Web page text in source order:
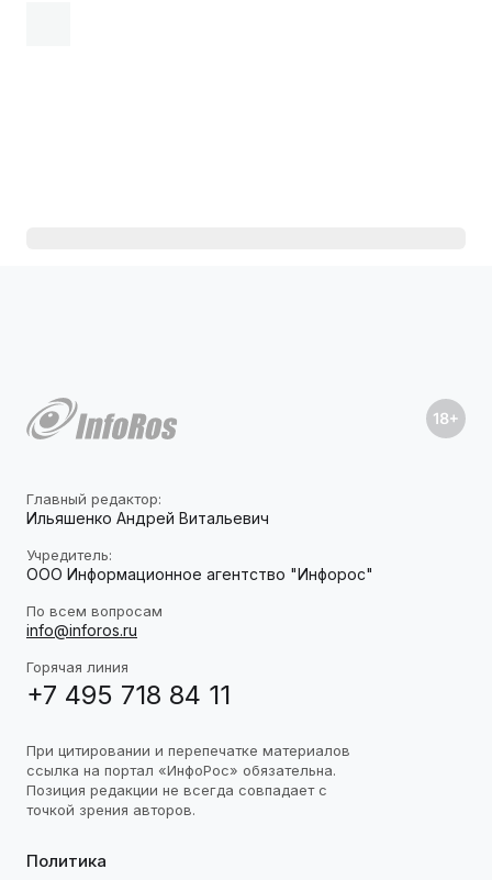
Главный редактор:
Ильяшенко Андрей Витальевич
Учредитель:
ООО Информационное агентство "Инфорос"
По всем вопросам
info@inforos.ru
Горячая линия
+7 495 718 84 11
При цитировании и перепечатке материалов
ссылка на портал «ИнфоРос» обязательна.
Позиция редакции не всегда совпадает с
точкой зрения авторов.
Политика